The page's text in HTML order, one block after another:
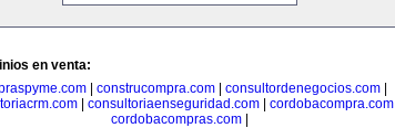
en venta:
construcompra.com consultordenegocios.com
| consultoriaenseguridad.com| cordobacompra.com|
cordobacompras.com